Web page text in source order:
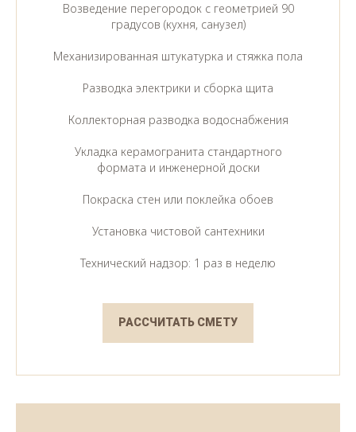
Возведение перегородок с геометрией 90
градусов (кухня, санузел)
Механизированная штукатурка и стяжка пола
Разводка электрики и сборка щита
Коллекторная разводка водоснабжения
Укладка керамогранита стандартного
формата и инженерной доски
Покраска стен или поклейка обоев
Установка чистовой сантехники
Технический надзор: 1 раз в неделю
РАССЧИТАТЬ СМЕТУ